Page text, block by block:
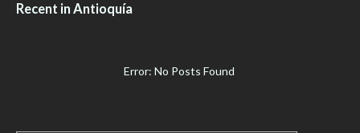
Recent in Antioquía
Error: No Posts Found